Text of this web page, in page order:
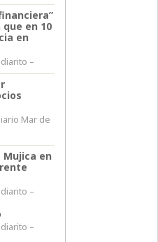
en 10
en
–
Mar de
Mujica en
–
–